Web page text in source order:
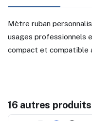
Mètre ruban
usages professionnels
compact et compatible
16 autres